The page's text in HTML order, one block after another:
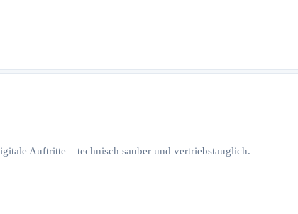
Auftritte – technisch sauber und vertriebstauglich.